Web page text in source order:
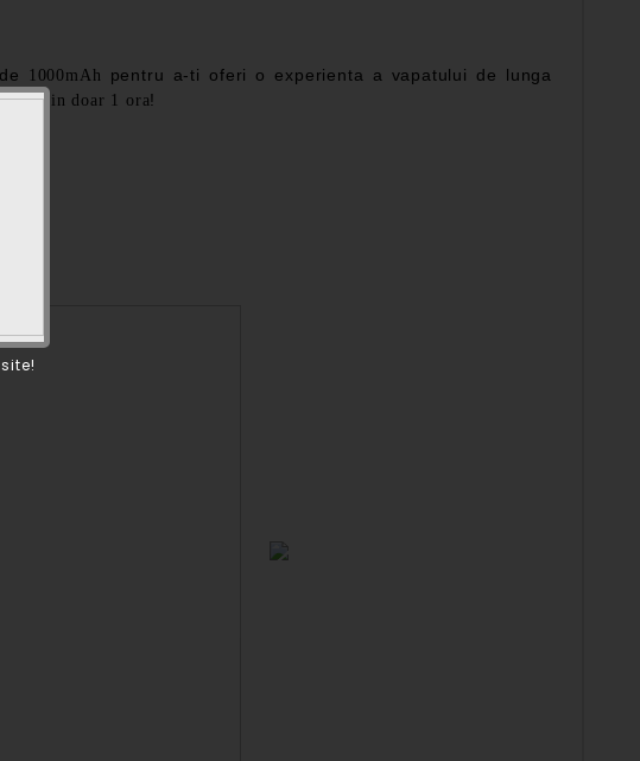
1000mAh
pentru a-ti oferi o experienta a vapatului de lunga
in doar 1 ora!